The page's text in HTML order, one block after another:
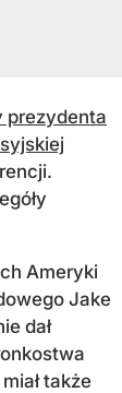
prezydenta
Ameryki
Jake
dał
także